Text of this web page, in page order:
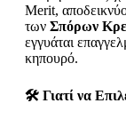
Merit,
των Σπόρων
εγγυάται
κηπουρό.
🛠️ Γιατί να